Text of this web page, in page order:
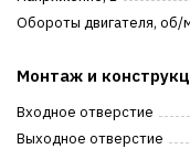
Обороты двигателя, об/
Монтаж и
Входное отверстие
Выходное отверстие